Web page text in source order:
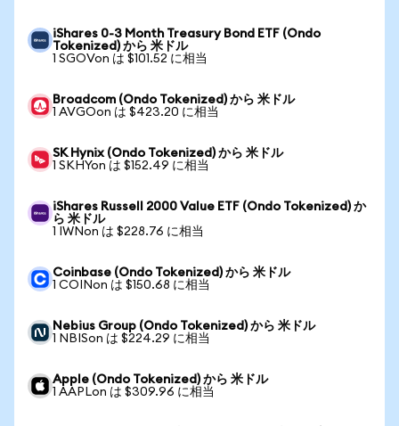
iShares 0-3 Month Treasury Bond ETF (Ondo
Tokenized) から 米ドル
1 SGOVon は $101.52 に相当
Broadcom (Ondo Tokenized) から 米ドル
1 AVGOon は $423.20 に相当
SK Hynix (Ondo Tokenized) から 米ドル
1 SKHYon は $152.49 に相当
iShares Russell 2000 Value ETF (Ondo Tokenized) か
ら 米ドル
1 IWNon は $228.76 に相当
Coinbase (Ondo Tokenized) から 米ドル
1 COINon は $150.68 に相当
Nebius Group (Ondo Tokenized) から 米ドル
1 NBISon は $224.29 に相当
Apple (Ondo Tokenized) から 米ドル
1 AAPLon は $309.96 に相当